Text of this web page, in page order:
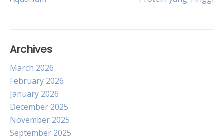
Archives
March 2026
February 2026
January 2026
December 2025
November 2025
September 2025